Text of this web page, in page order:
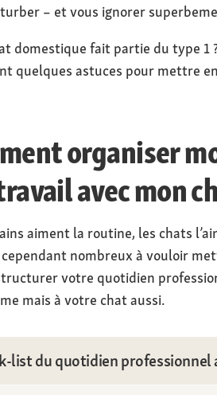
– et vous ignorer
domestique fait partie du type 1
quelques astuces pour mettre
organiser
avec mon
aiment la routine, les chats
nombreux à vouloir
votre quotidien
mais à votre chat aussi.
list du quotidien